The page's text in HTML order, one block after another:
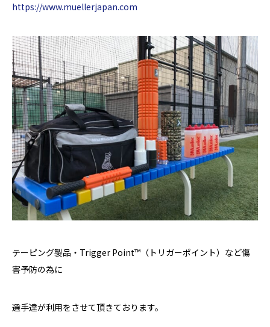
https://www.muellerjapan.com
テーピング製品・Trigger Point™（トリガーポイント）など傷
害予防の為に
選手達が利用をさせて頂きております。